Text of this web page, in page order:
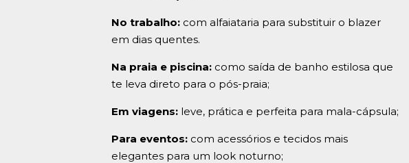
No trabalho: com alfaiataria para substituir o blazer
em dias quentes.
Na praia e piscina: como saída de banho estilosa que
te leva direto para o pós-praia;
Em viagens: leve, prática e perfeita para mala-cápsula;
Para eventos: com acessórios e tecidos mais
elegantes para um look noturno;